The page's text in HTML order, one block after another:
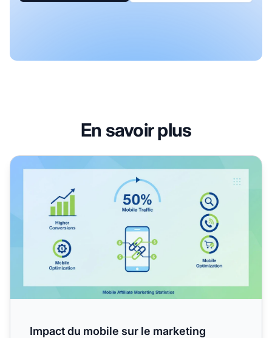
En savoir plus
Impact du mobile sur le marketing d'affiliation : vers le
Impact du mobile sur le marketing